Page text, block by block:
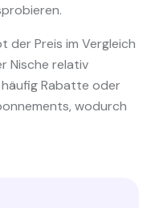
der Preis im Vergleich
Nische relativ
Rabatte oder
wodurch